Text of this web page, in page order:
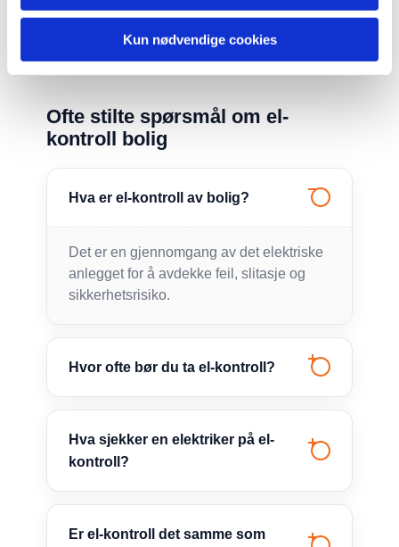
Kun nødvendige cookies
få en faglig vurdering.
Vi har lang erfaring og gjør ofte el-sjekk og
Asker, Bærum og Oslo. Ta kontakt i dag, så hjelper vi deg.
Ofte stilte spørsmål om el-
kontroll bolig
Hva er el-kontroll av bolig?
Det er en gjennomgang av det elektriske
anlegget for å avdekke feil, slitasje og
sikkerhetsrisiko.
Hvor ofte bør du ta el-kontroll?
Hva sjekker en elektriker på el-
kontroll?
Er el-kontroll det samme som